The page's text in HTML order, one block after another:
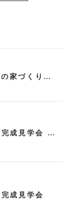
ANTIQUEコラボの家づくり相談会 ＜大ゴッホ展 夜のカフェテラス ＞
北フランスの家の完成見学会 12月13日・14日開催
成見学会